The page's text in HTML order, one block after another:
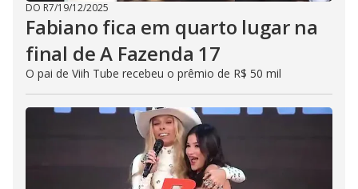
DO R7/19/12/2025
Fabiano fica em quarto lugar na
final de A Fazenda 17
O pai de Viih Tube recebeu o prêmio de R$ 50 mil